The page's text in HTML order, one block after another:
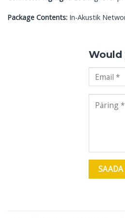
Package Contents: In-Akustik
Would